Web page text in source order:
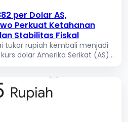
per Dolar AS,
Perkuat Ketahanan
Stabilitas Fiskal
tukar rupiah kembali menjadi
dolar Amerika Serikat (AS)...